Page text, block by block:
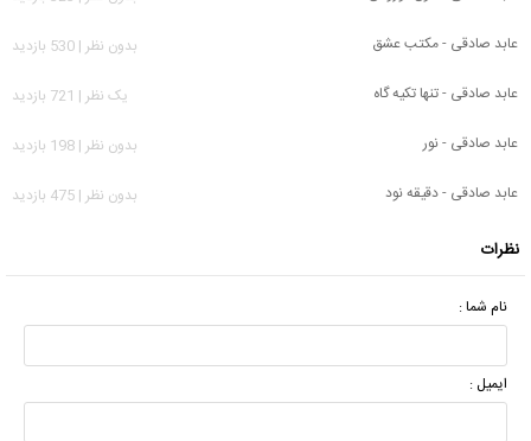
عابد صادقی - مکتب عشق
بدون نظر | 530 بازدید
عابد صادقی - تنها تکیه گاه
يک نظر | 721 بازدید
عابد صادقی - نور
بدون نظر | 198 بازدید
عابد صادقی - دقیقه نود
بدون نظر | 475 بازدید
نظرات
نام شما :
ایمیل :